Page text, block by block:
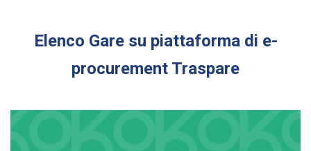
Elenco Gare su piattaforma di e-
procurement Traspare